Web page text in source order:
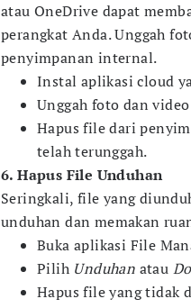
atau OneDrive dapat
perangkat Anda. Unggah
penyimpanan internal.
Instal aplikasi cloud
Unggah foto dan
Hapus file dari
telah terunggah.
6. Hapus File Unduhan
Seringkali, file yang
unduhan dan memakan
Buka aplikasi File
Pilih Unduhan atau
Hapus file yang tidak